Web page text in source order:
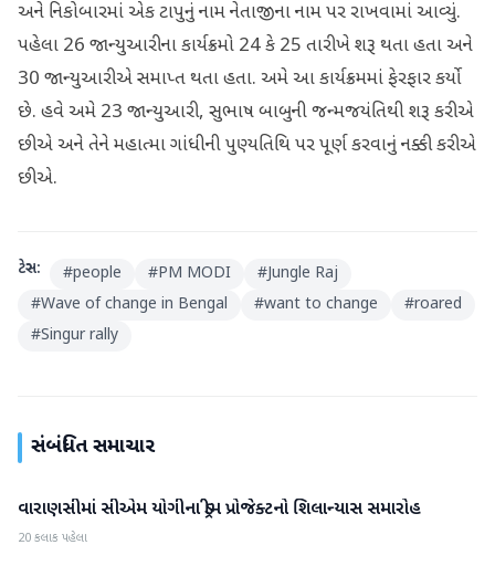
અને નિકોબારમાં એક ટાપુનું નામ નેતાજીના નામ પર રાખવામાં આવ્યું.
પહેલા 26 જાન્યુઆરીના કાર્યક્રમો 24 કે 25 તારીખે શરૂ થતા હતા અને
30 જાન્યુઆરીએ સમાપ્ત થતા હતા. અમે આ કાર્યક્રમમાં ફેરફાર કર્યો
છે. હવે અમે 23 જાન્યુઆરી, સુભાષ બાબુની જન્મજયંતિથી શરૂ કરીએ
છીએ અને તેને મહાત્મા ગાંધીની પુણ્યતિથિ પર પૂર્ણ કરવાનું નક્કી કરીએ
છીએ.
ટેગ્સ: #people #PM MODI #Jungle Raj
#Wave of change in Bengal #want to change #roared
#Singur rally
સંબંધિત સમાચાર
રાષ્ટ્રીય
વારાણસીમાં સીએમ યોગીના ડ્રીમ પ્રોજેક્ટનો શિલાન્યાસ સમારોહ
20 કલાક પહેલા